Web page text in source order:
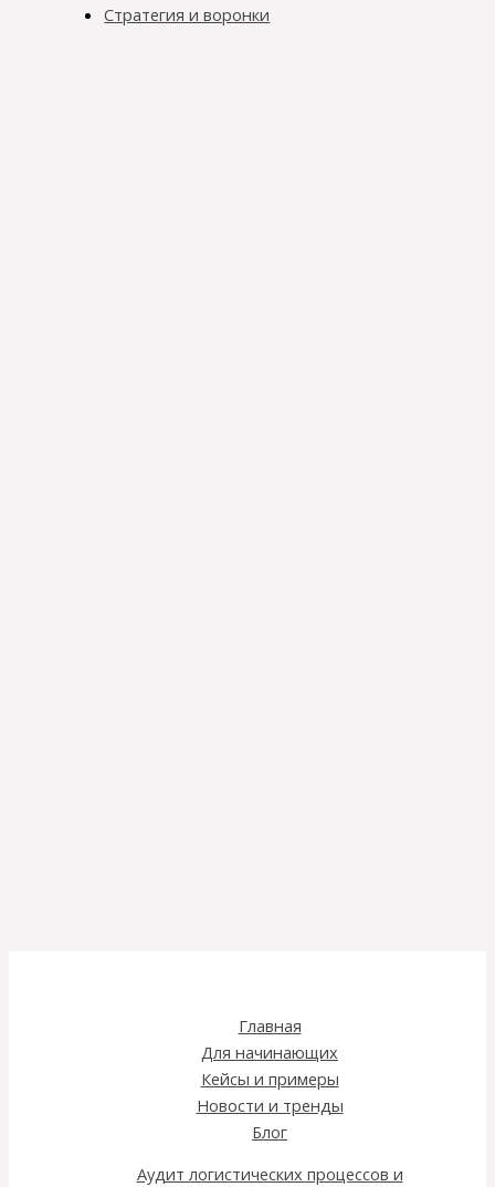
Стратегия и воронки
Главная
Для начинающих
Кейсы и примеры
Новости и тренды
Блог
Аудит логистических процессов и